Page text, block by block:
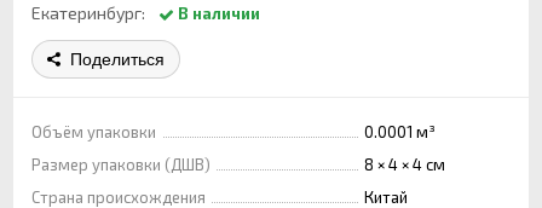
Екатеринбург: В наличии
Поделиться
Объём упаковки
0.0001 м³
Размер упаковки (ДШВ)
8 × 4 × 4 см
Страна происхождения
Китай